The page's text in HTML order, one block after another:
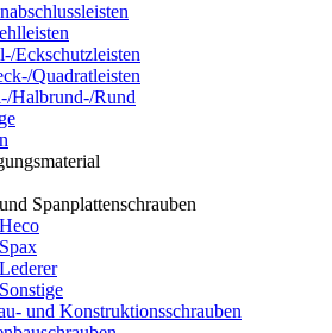
Eckschutzleisten
Quadratleisten
Halbrund-/Rund
Spanplattenschrauben
Heco
Spax
Lederer
Sonstige
und Konstruktionsschrauben